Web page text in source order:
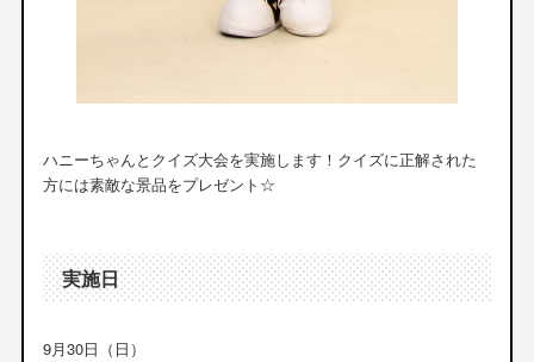
ハニーちゃんとクイズ大会を実施します！クイズに正解された
方には素敵な景品をプレゼント☆
実施日
9月30日（日）